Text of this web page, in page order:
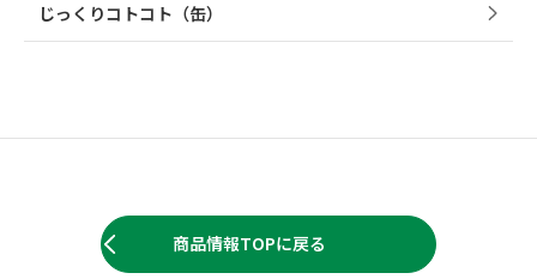
じっくりコトコト（缶）
商品情報TOPに戻る